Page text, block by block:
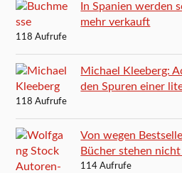
In Spanien werden
mehr verkauft
118 Aufrufe
Michael Kleeberg:
den Spuren einer
118 Aufrufe
Von wegen
Bücher stehen
114 Aufrufe